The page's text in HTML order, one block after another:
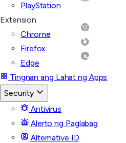
PlayStation
Extension
Chrome
Firefox
Edge
Tingnan ang Lahat ng Apps
Security
Antivirus
Alerto ng Paglabag
Alternative ID